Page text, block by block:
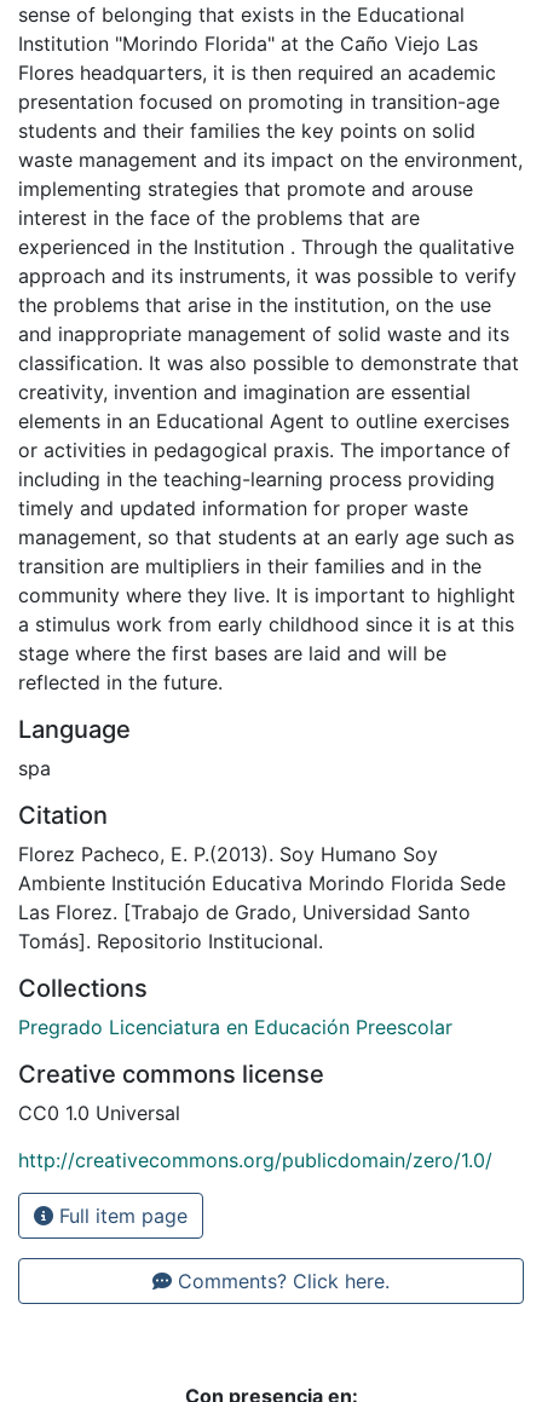
sense of belonging that exists in the Educational
Institution "Morindo Florida" at the Caño Viejo Las
Flores headquarters, it is then required an academic
presentation focused on promoting in transition-age
students and their families the key points on solid
waste management and its impact on the environment,
implementing strategies that promote and arouse
interest in the face of the problems that are
experienced in the Institution . Through the qualitative
approach and its instruments, it was possible to verify
the problems that arise in the institution, on the use
and inappropriate management of solid waste and its
classification. It was also possible to demonstrate that
creativity, invention and imagination are essential
elements in an Educational Agent to outline exercises
or activities in pedagogical praxis. The importance of
including in the teaching-learning process providing
timely and updated information for proper waste
management, so that students at an early age such as
transition are multipliers in their families and in the
community where they live. It is important to highlight
a stimulus work from early childhood since it is at this
stage where the first bases are laid and will be
reflected in the future.
Language
spa
Citation
Florez Pacheco, E. P.(2013). Soy Humano Soy
Ambiente Institución Educativa Morindo Florida Sede
Las Florez. [Trabajo de Grado, Universidad Santo
Tomás]. Repositorio Institucional.
Collections
Pregrado Licenciatura en Educación Preescolar
Creative commons license
CC0 1.0 Universal
http://creativecommons.org/publicdomain/zero/1.0/
Full item page
Comments? Click here.
Con presencia en: